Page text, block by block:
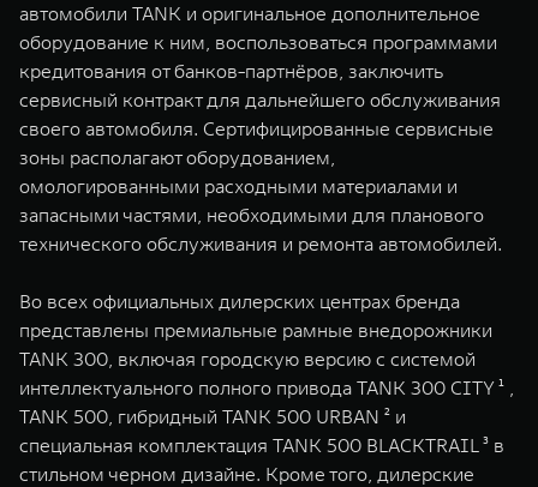
WEY 80
Масштаб возможностей
от 6 449 000 ₽
WEY 80
Масштаб
от 8 099
автомобили TANK и оригинальное дополнительное
оборудование к ним, воспользоваться программами
кредитования от банков-партнёров, заключить
сервисный контракт для дальнейшего обслуживания
своего автомобиля. Сертифицированные сервисные
зоны располагают оборудованием,
омологированными расходными материалами и
запасными частями, необходимыми для планового
технического обслуживания и ремонта автомобилей.
Во всех официальных дилерских центрах бренда
представлены премиальные рамные внедорожники
TANK 300, включая городскую версию с системой
интеллектуального полного привода TANK 300 CITY ¹ ,
TANK 500, гибридный TANK 500 URBAN ² и
специальная комплектация TANK 500 BLACKTRAIL ³ в
стильном черном дизайне. Кроме того, дилерские